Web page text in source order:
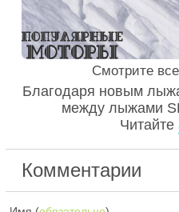
Смотрите все
Благодаря новым
между лыжами
Читайте
Комментарии